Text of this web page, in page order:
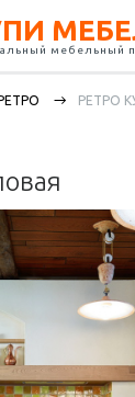
мебельный
РЕТРО